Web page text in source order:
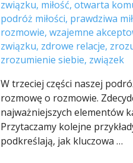
związku, miłość, otwarta
podróż miłości, prawdziwa
rozmowie, wzajemne
związku, zdrowe relacje,
zrozumienie siebie, związek
W trzeciej części naszej
rozmowę o rozmowie.
najważniejszych elementów
Przytaczamy kolejne
podkreślają, jak kluczowa …